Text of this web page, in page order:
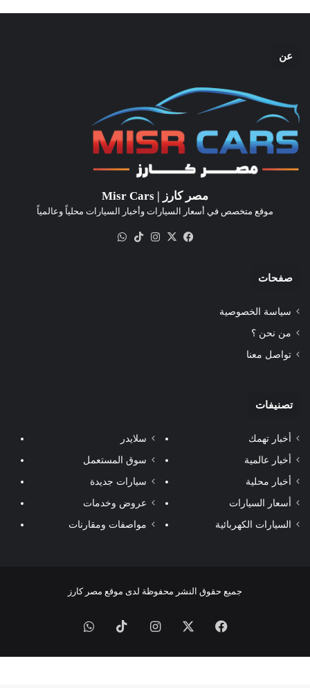
عن
مصر كارز | Misr Cars
موقع متخصص في أسعار السيارات وأخبار السيارات محلياً وعالمياً
فيسبوك
‫X انستقرام‫TikTok
صفحات
سياسة الخصوصية
من نحن ؟
تواصل معنا
تصنيفات
أخبار تهمك
أخبار عالمية
أخبار محلية
أسعار السيارات
السيارات الكهربائية
سلايدر
سوق المستعمل
سيارات جديدة
عروض وخدمات
مواصفات ومقارنات
جميع حقوق النشر محفوظة لدى موقع مصر كارز
فيسبوك انستقرام‫TikTokواتساب